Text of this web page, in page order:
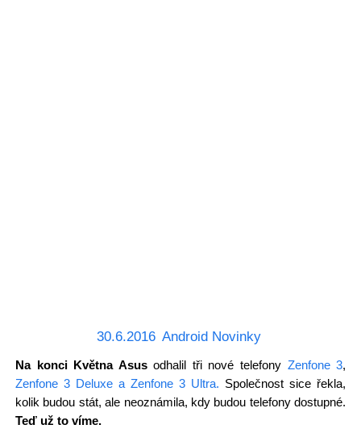
30.6.2016 Android Novinky
Na konci Května Asusodhalil tři nové telefony Zenfone 3,
Zenfone 3 Deluxe a Zenfone 3 Ultra. Společnost sice řekla,
kolik budou stát, ale neoznámila, kdy budou telefony dostupné.
Teď už to víme.